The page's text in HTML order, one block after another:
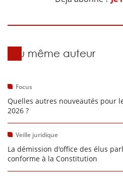
Du même auteur
Focus
Quelles autres nouveautés pour
2026 ?
Veille juridique
La démission d'office des élus
conforme à la Constitution